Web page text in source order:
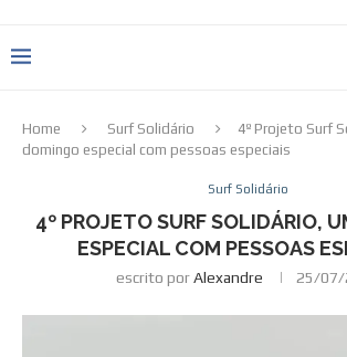
Home Surf Solidário
4º Projeto Surf
domingo especial com pessoas especiais
Surf Solidário
4º PROJETO SURF SOLIDÁRIO,
ESPECIAL COM PESSOAS
escrito porAlexandre 25/07/